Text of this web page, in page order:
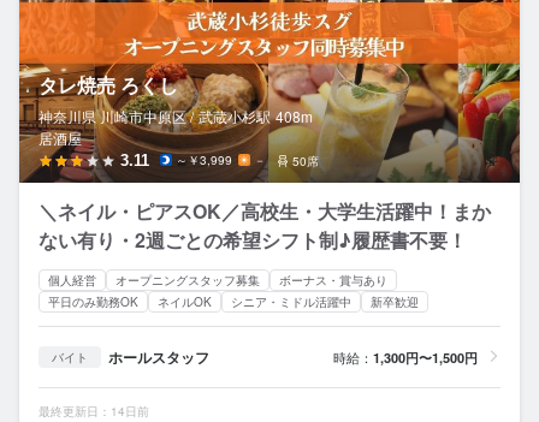
タレ焼売 ろくし
神奈川県 川崎市中原区 / 武蔵小杉駅 408m
居酒屋
3.11 ～￥3,999 － 50席
＼ネイル・ピアスOK／高校生・大学生活躍中！まか
ない有り・2週ごとの希望シフト制♪履歴書不要！
個人経営 オープニングスタッフ募集
ボーナス・賞与あり
平日のみ勤務OK
ネイルOK シニア・ミドル活躍中 新卒歓迎
バイト ホールスタッフ 時給： 1,300円〜1,500円
最終更新日：14日前